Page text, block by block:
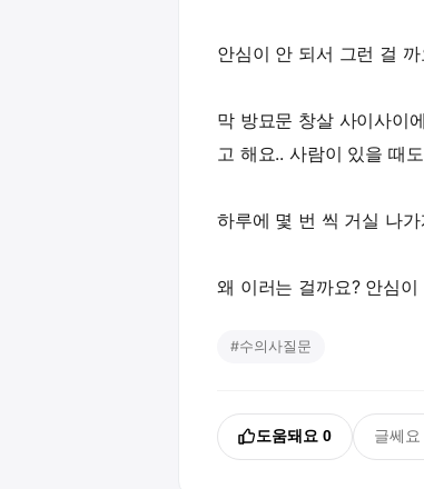
안심이 안 되서 그런 걸 까
막 방묘문 창살 사이사이
고 해요.. 사람이 있을 때
하루에 몇 번 씩 거실 나
왜 이러는 걸까요? 안심
#수의사질문
도움돼요 0 글쎄요